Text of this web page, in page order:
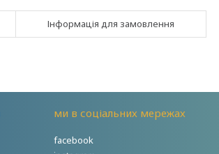
Інформація для замовлення
ми в соціальних мережах
facebook